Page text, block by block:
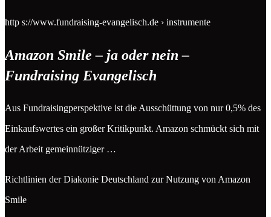
http s://www.fundraising-evangelisch.de › instrumente
Amazon Smile – ja oder nein –
Fundraising Evangelisch
Aus Fundraisingperspektive ist die Ausschüttung von nur 0,5% des
Einkaufswertes ein großer Kritikpunkt. Amazon schmückt sich mit
der Arbeit gemeinnütziger …
Richtlinien der Diakonie Deutschland zur Nutzung von Amazon
Smile